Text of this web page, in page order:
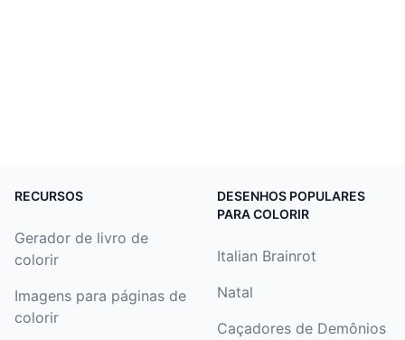
RECURSOS
Gerador de livro de
colorir
Imagens para páginas de
colorir
DESENHOS POPULARES
PARA COLORIR
Italian Brainrot
Natal
Caçadores de Demônios